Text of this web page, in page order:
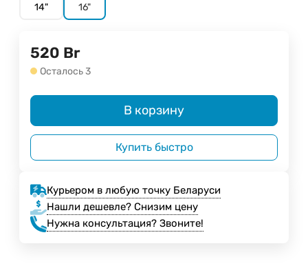
14" 16"
520 Br
Осталось 3
В корзину
Купить быстро
Курьером в любую точку Беларуси
Нашли дешевле? Снизим цену
Нужна консультация? Звоните!